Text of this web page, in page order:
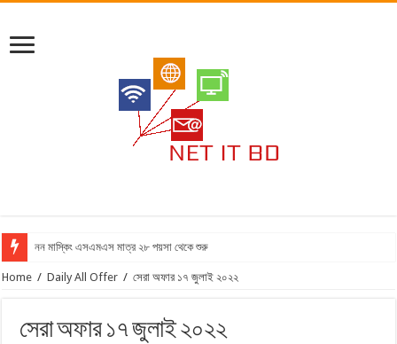
নন মাস্কিং এসএমএস মাত্র ২৮ পয়সা থেকে শুরু
Home / Daily All Offer / সেরা অফার ১৭ জুলাই ২০২২
সেরা অফার ১৭ জুলাই ২০২২